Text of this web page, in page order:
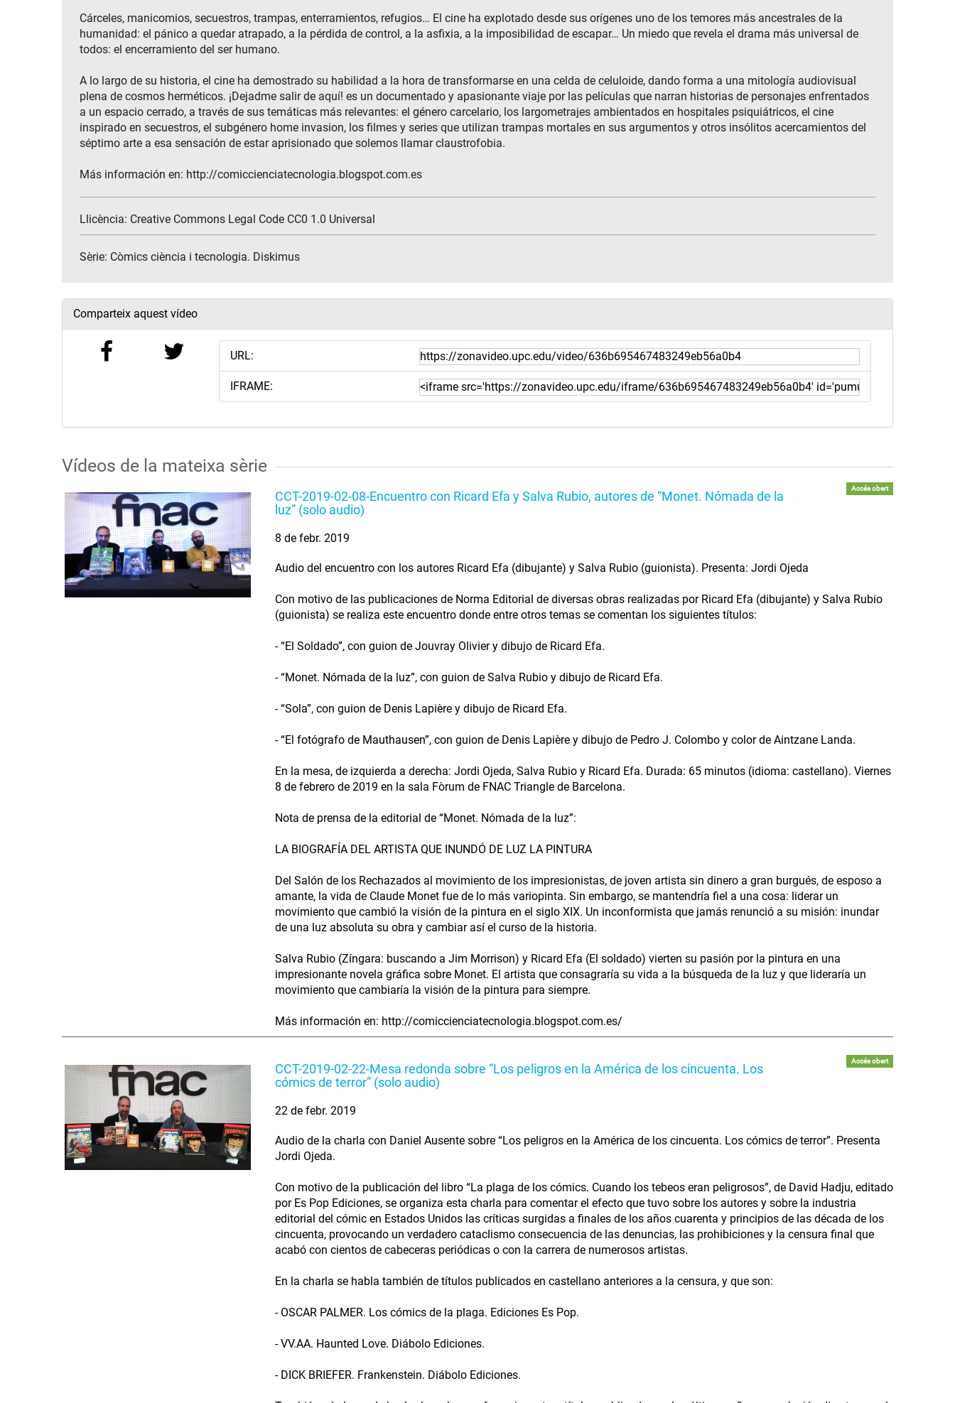
Cárceles, manicomios, secuestros, trampas, enterramientos, refugios… El cine ha explotado desde sus orígenes uno de los temores más ancestrales de la
humanidad: el pánico a quedar atrapado, a la pérdida de control, a la asfixia, a la imposibilidad de escapar… Un miedo que revela el drama más universal de
todos: el encerramiento del ser humano.
A lo largo de su historia, el cine ha demostrado su habilidad a la hora de transformarse en una celda de celuloide, dando forma a una mitología audiovisual
plena de cosmos herméticos. ¡Dejadme salir de aquí! es un documentado y apasionante viaje por las películas que narran historias de personajes enfrentados
a un espacio cerrado, a través de sus temáticas más relevantes: el género carcelario, los largometrajes ambientados en hospitales psiquiátricos, el cine
inspirado en secuestros, el subgénero home invasion, los filmes y series que utilizan trampas mortales en sus argumentos y otros insólitos acercamientos del
séptimo arte a esa sensación de estar aprisionado que solemos llamar claustrofobia.
Más información en: http://comiccienciatecnologia.blogspot.com.es
Llicència: Creative Commons Legal Code CC0 1.0 Universal
Sèrie: Còmics ciència i tecnologia. Diskimus
Comparteix aquest vídeo
URL:
IFRAME:
Vídeos de la mateixa sèrie
CCT-2019-02-08-Encuentro con Ricard Efa y Salva Rubio, autores de “Monet. Nómada de la
luz” (solo audio)
Accés obert
8 de febr. 2019
Audio del encuentro con los autores Ricard Efa (dibujante) y Salva Rubio (guionista). Presenta: Jordi Ojeda
Con motivo de las publicaciones de Norma Editorial de diversas obras realizadas por Ricard Efa (dibujante) y Salva Rubio
(guionista) se realiza este encuentro donde entre otros temas se comentan los siguientes títulos:
- “El Soldado”, con guion de Jouvray Olivier y dibujo de Ricard Efa.
- “Monet. Nómada de la luz”, con guion de Salva Rubio y dibujo de Ricard Efa.
- “Sola”, con guion de Denis Lapière y dibujo de Ricard Efa.
- “El fotógrafo de Mauthausen”, con guion de Denis Lapière y dibujo de Pedro J. Colombo y color de Aintzane Landa.
En la mesa, de izquierda a derecha: Jordi Ojeda, Salva Rubio y Ricard Efa. Durada: 65 minutos (idioma: castellano). Viernes
8 de febrero de 2019 en la sala Fòrum de FNAC Triangle de Barcelona.
Nota de prensa de la editorial de “Monet. Nómada de la luz”:
LA BIOGRAFÍA DEL ARTISTA QUE INUNDÓ DE LUZ LA PINTURA
Del Salón de los Rechazados al movimiento de los impresionistas, de joven artista sin dinero a gran burgués, de esposo a
amante, la vida de Claude Monet fue de lo más variopinta. Sin embargo, se mantendría fiel a una cosa: liderar un
movimiento que cambió la visión de la pintura en el siglo XIX. Un inconformista que jamás renunció a su misión: inundar
de una luz absoluta su obra y cambiar así el curso de la historia.
Salva Rubio (Zíngara: buscando a Jim Morrison) y Ricard Efa (El soldado) vierten su pasión por la pintura en una
impresionante novela gráfica sobre Monet. El artista que consagraría su vida a la búsqueda de la luz y que lideraría un
movimiento que cambiaría la visión de la pintura para siempre.
Más información en: http://comiccienciatecnologia.blogspot.com.es/
CCT-2019-02-22-Mesa redonda sobre “Los peligros en la América de los cincuenta. Los
cómics de terror” (solo audio)
Accés obert
22 de febr. 2019
Audio de la charla con Daniel Ausente sobre “Los peligros en la América de los cincuenta. Los cómics de terror”. Presenta
Jordi Ojeda.
Con motivo de la publicación del libro “La plaga de los cómics. Cuando los tebeos eran peligrosos”, de David Hadju, editado
por Es Pop Ediciones, se organiza esta charla para comentar el efecto que tuvo sobre los autores y sobre la industria
editorial del cómic en Estados Unidos las críticas surgidas a finales de los años cuarenta y principios de las década de los
cincuenta, provocando un verdadero cataclismo consecuencia de las denuncias, las prohibiciones y la censura final que
acabó con cientos de cabeceras periódicas o con la carrera de numerosos artistas.
En la charla se habla también de títulos publicados en castellano anteriores a la censura, y que son:
- OSCAR PALMER. Los cómics de la plaga. Ediciones Es Pop.
- VV.AA. Haunted Love. Diábolo Ediciones.
- DICK BRIEFER. Frankenstein. Diábolo Ediciones.